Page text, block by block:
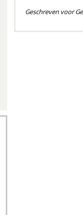
Geschreven voor